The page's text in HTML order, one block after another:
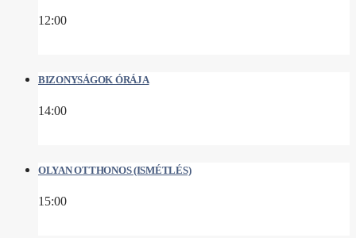
12:00
BIZONYSÁGOK ÓRÁJA
14:00
OLYAN OTTHONOS (ISMÉTLÉS)
15:00